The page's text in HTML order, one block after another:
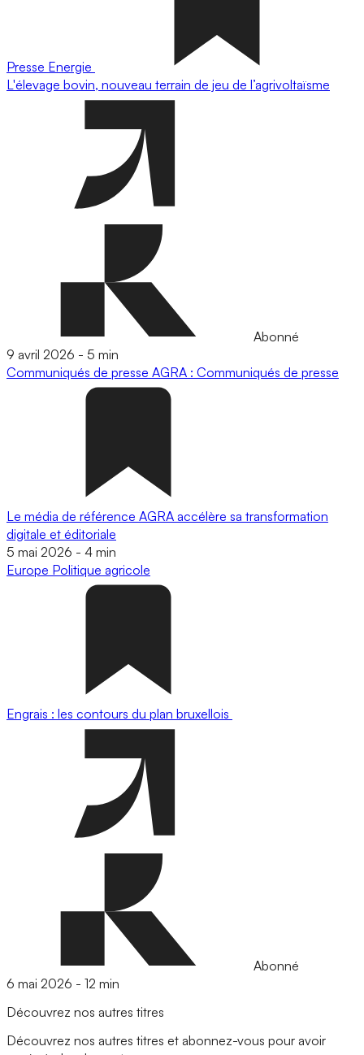
Presse Energie
L'élevage bovin, nouveau terrain de jeu de l’agrivoltaïsme
Abonné
9 avril 2026 - 5 min
Communiqués de presse AGRA : Communiqués de presse
Le média de référence AGRA accélère sa transformation
digitale et éditoriale
5 mai 2026 - 4 min
Europe Politique agricole
Engrais : les contours du plan bruxellois
Abonné
6 mai 2026 - 12 min
Découvrez nos autres titres
Découvrez nos autres titres et abonnez-vous pour avoir